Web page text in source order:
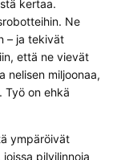
kertaa.
Ne
– ja tekivät
että ne vievät
nelisen miljoonaa,
Työ on ehkä
ympäröivät
pilvilinnoja